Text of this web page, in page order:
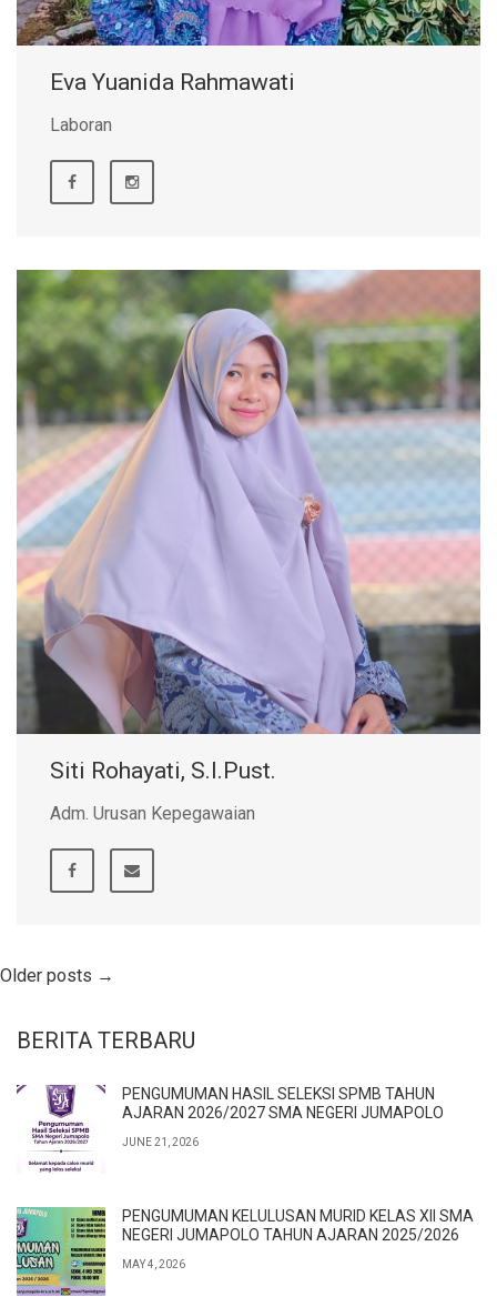
Eva Yuanida Rahmawati
Laboran
Siti Rohayati, S.I.Pust.
Adm. Urusan Kepegawaian
Older posts →
BERITA TERBARU
PENGUMUMAN HASIL SELEKSI SPMB TAHUN
AJARAN 2026/2027 SMA NEGERI JUMAPOLO
JUNE 21, 2026
PENGUMUMAN KELULUSAN MURID KELAS XII SMA
NEGERI JUMAPOLO TAHUN AJARAN 2025/2026
MAY 4, 2026